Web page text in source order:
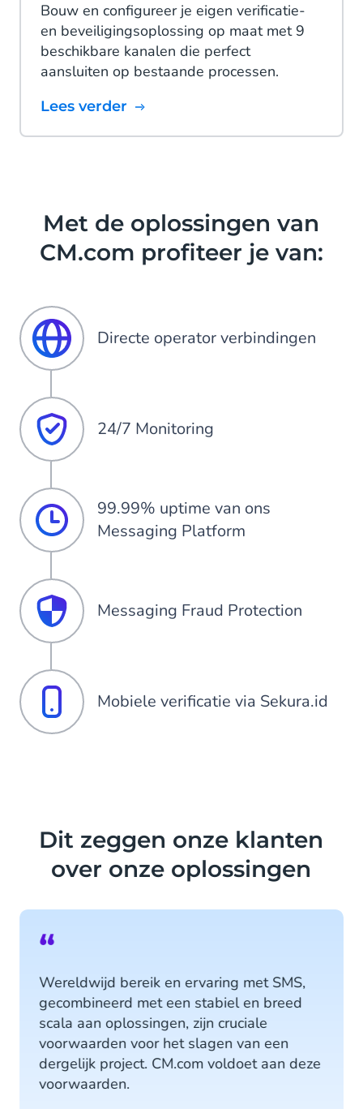
Bouw en configureer je eigen verificatie-
en beveiligingsoplossing op maat met 9
beschikbare kanalen die perfect
aansluiten op bestaande processen.
Lees verder
Met de oplossingen van
CM.com profiteer je van:
Directe operator verbindingen
24/7 Monitoring
99.99% uptime van ons
Messaging Platform
Messaging Fraud Protection
Mobiele verificatie via Sekura.id
Dit zeggen onze klanten
over onze oplossingen
“
Wereldwijd bereik en ervaring met SMS,
gecombineerd met een stabiel en breed
scala aan oplossingen, zijn cruciale
voorwaarden voor het slagen van een
dergelijk project. CM.com voldoet aan deze
voorwaarden.